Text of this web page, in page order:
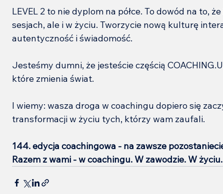
LEVEL 2 to nie dyplom na półce. To dowód na to,
sesjach, ale i w życiu. Tworzycie nową kulturę
autentyczność i świadomość.
Jesteśmy dumni, że jesteście częścią
które zmienia świat.
I wiemy: wasza droga w coachingu dopiero się
transformacji w życiu tych, którzy wam zaufali.
144. edycja coachingowa - na zawsze
Razem z wami - w coachingu. W zawodzie. W życiu.